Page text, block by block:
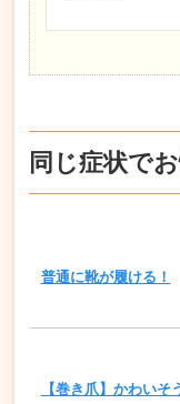
同じ症状で
普通に靴が履ける！
【巻き爪】かわいそ